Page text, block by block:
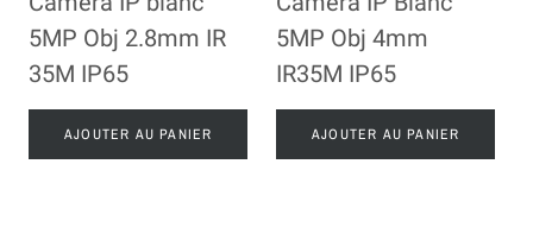
5MP Obj 2.8mm IR
35M IP65
AJOUTER AU PANIER
5MP Obj 4mm
IR35M IP65
AJOUTER AU PANIER